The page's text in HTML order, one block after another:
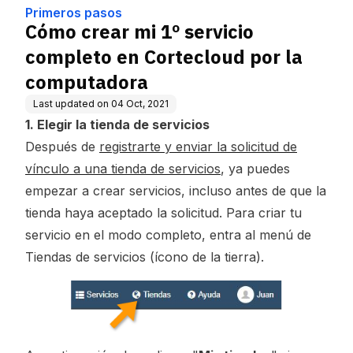
Primeros pasos
Cómo crear mi 1º servicio
completo en Cortecloud por la
computadora
Last updated on 04 Oct, 2021
1. Elegir la tienda de servicios
Después de registrarte y enviar la solicitud de
vínculo a una tienda de servicios, ya puedes
empezar a crear servicios, incluso antes de que la
tienda haya aceptado la solicitud. Para criar tu
servicio en el modo completo, entra al menú de
Tiendas de servicios (ícono de la tierra).